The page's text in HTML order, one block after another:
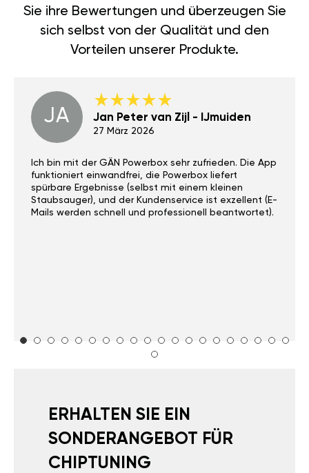
Sie ihre Bewertungen und überzeugen Sie
sich selbst von der Qualität und den
Vorteilen unserer Produkte.
JA Jan Peter van Zijl - IJmuiden
27 März 2026
Ich bin mit der GÄN Powerbox sehr zufrieden. Die App
funktioniert einwandfrei, die Powerbox liefert
spürbare Ergebnisse (selbst mit einem kleinen
Staubsauger), und der Kundenservice ist exzellent (E-
Mails werden schnell und professionell beantwortet).
ERHALTEN SIE EIN
SONDERANGEBOT FÜR
CHIPTUNING